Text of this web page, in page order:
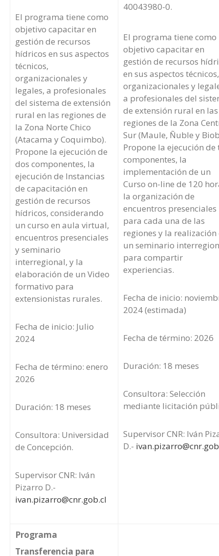
El programa tiene como
objetivo capacitar en
gestión de recursos
hídricos en sus aspectos
técnicos,
organizacionales y
legales, a profesionales
del sistema de extensión
rural en las regiones de
la Zona Norte Chico
(Atacama y Coquimbo).
Propone la ejecución de
dos componentes, la
ejecución de Instancias
de capacitación en
gestión de recursos
hídricos, considerando
un curso en aula virtual,
encuentros presenciales
y seminario
interregional, y la
elaboración de un Video
formativo para
extensionistas rurales.
Fecha de inicio: Julio
2024
Fecha de término: enero
2026
Duración: 18 meses
Consultora: Universidad
de Concepción.
Supervisor CNR: Iván
Pizarro D.-
ivan.pizarro@cnr.gob.cl
40043980-0.
El programa tiene como
objetivo capacitar en
gestión de recursos
en sus aspectos técnicos,
organizacionales y
a profesionales del
de extensión rural en las
regiones de la Zona
Sur (Maule, Ñuble y
Propone la ejecución de
componentes, la
implementación de un
Curso on-line de 120
la organización de
encuentros presenciales
para cada una de las
regiones y la realización
un seminario
para compartir
experiencias.
Fecha de inicio:
2024 (estimada)
Fecha de término: 2026
Duración: 18 meses
Consultora: Selección
mediante licitación
Supervisor CNR: Iván
D.-
Programa
Transferencia para